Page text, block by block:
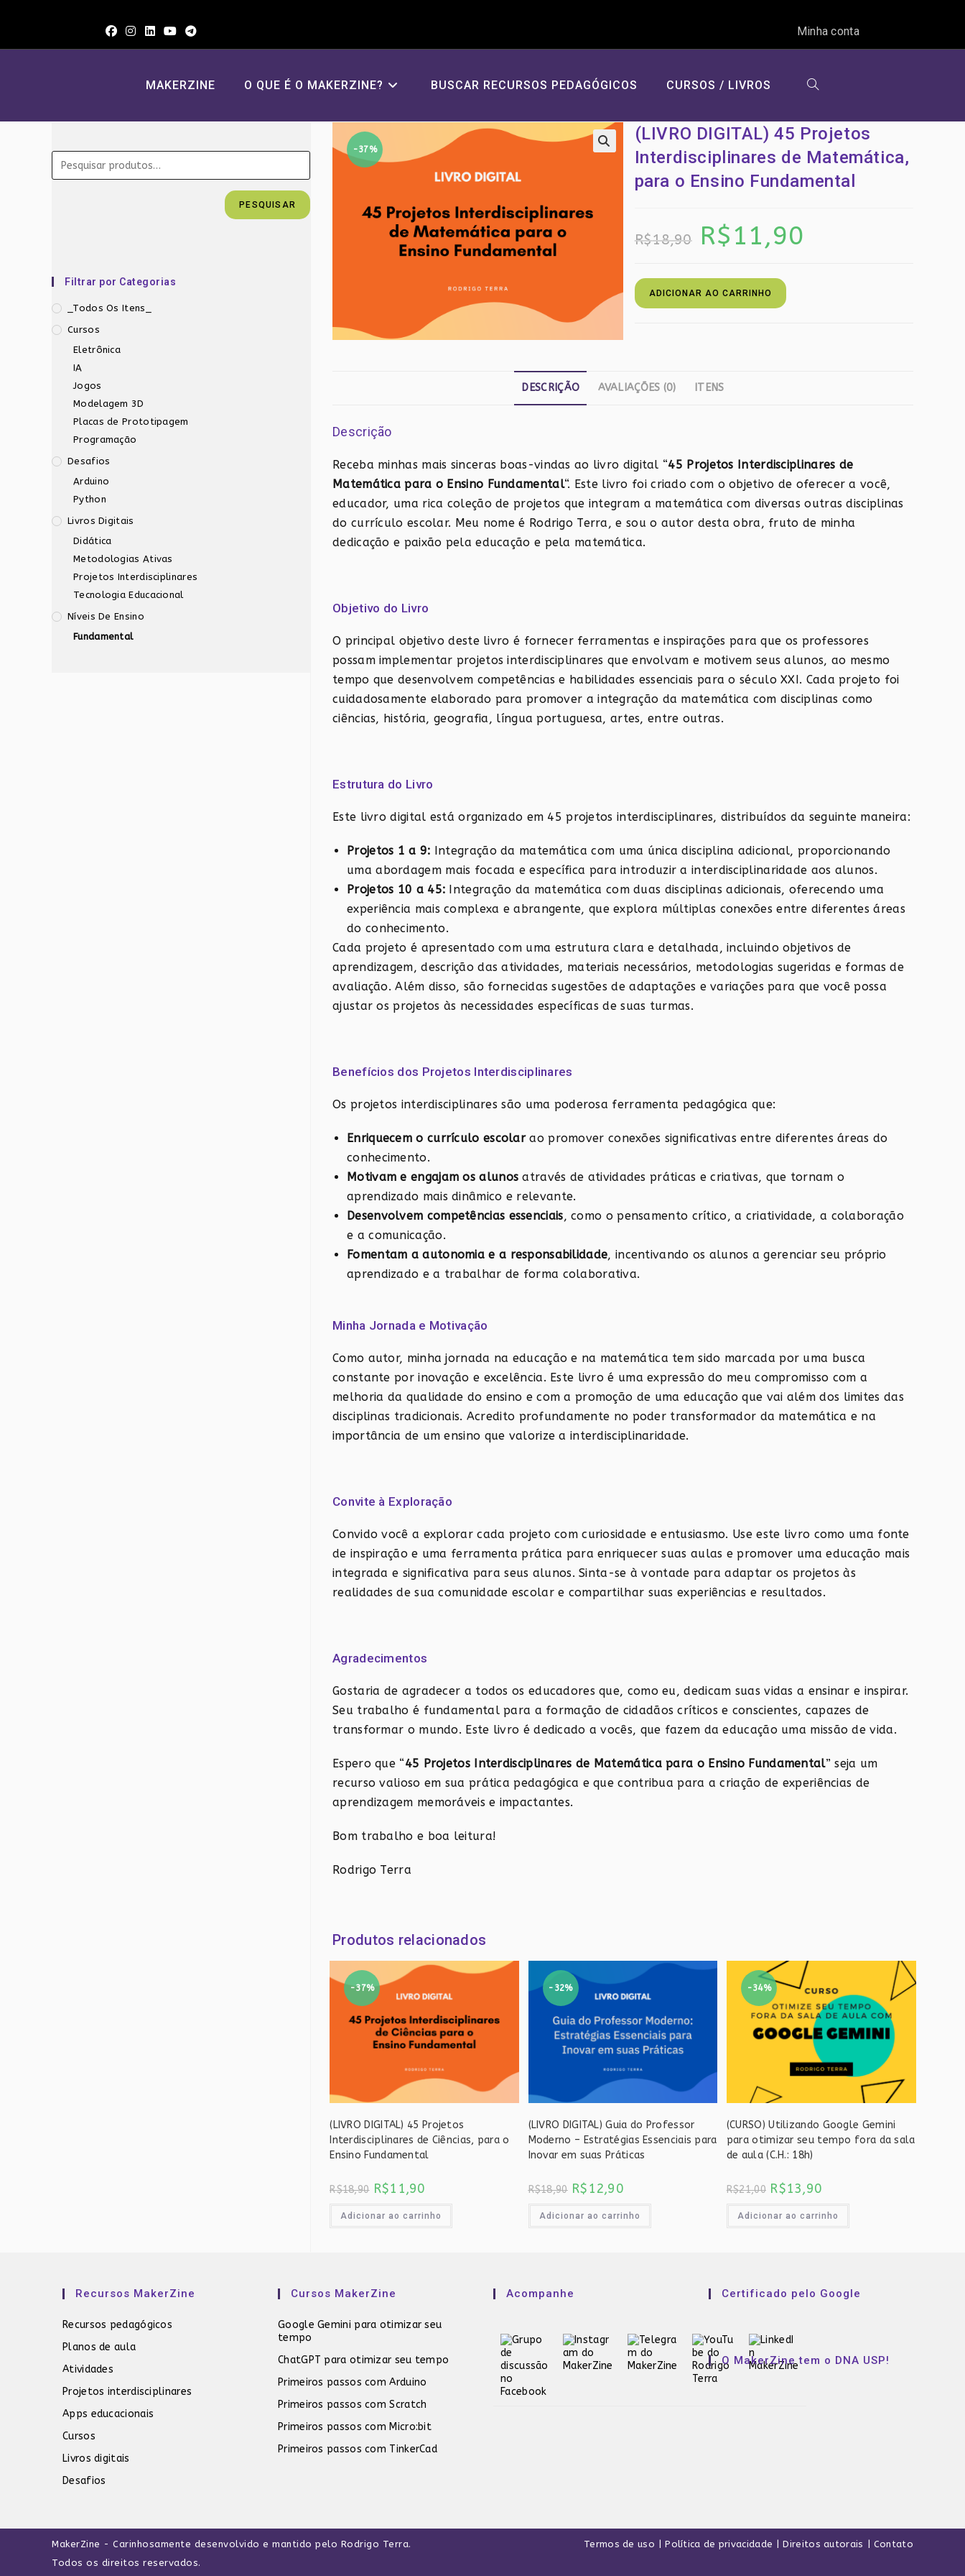
Minha conta
MAKERZINE O QUE É O MAKERZINE? BUSCAR RECURSOS PEDAGÓGICOS CURSOS / LIVROS ALTERNAR
PESQUISA
-37%
(LIVRO DIGITAL) 45 Projetos
Interdisciplinares de Matemática,
para o Ensino Fundamental
R$18,90
O
preço
original
R$11,90
(LIVRO
DIGITAL)
Matemática,
quantidade
ADICIONAR AO CARRINHO
DESCRIÇÃO AVALIAÇÕES (0) ITENS
Descrição
Receba minhas mais sinceras boas-vindas ao livro digital “45 Projetos Interdisciplinares de
Matemática para o Ensino Fundamental“. Este livro foi criado com o objetivo de oferecer a você,
educador, uma rica coleção de projetos que integram a matemática com diversas outras disciplinas
do currículo escolar. Meu nome é Rodrigo Terra, e sou o autor desta obra, fruto de minha
dedicação e paixão pela educação e pela matemática.
Objetivo do Livro
O principal objetivo deste livro é fornecer ferramentas e inspirações para que os professores
possam implementar projetos interdisciplinares que envolvam e motivem seus alunos, ao mesmo
tempo que desenvolvem competências e habilidades essenciais para o século XXI. Cada projeto foi
cuidadosamente elaborado para promover a integração da matemática com disciplinas como
ciências, história, geografia, língua portuguesa, artes, entre outras.
Estrutura do Livro
Este livro digital está organizado em 45 projetos interdisciplinares, distribuídos da seguinte maneira:
Projetos 1 a 9: Integração da matemática com uma única disciplina adicional, proporcionando
uma abordagem mais focada e específica para introduzir a interdisciplinaridade aos alunos.
Projetos 10 a 45: Integração da matemática com duas disciplinas adicionais, oferecendo uma
experiência mais complexa e abrangente, que explora múltiplas conexões entre diferentes áreas
do conhecimento.
Cada projeto é apresentado com uma estrutura clara e detalhada, incluindo objetivos de
aprendizagem, descrição das atividades, materiais necessários, metodologias sugeridas e formas de
avaliação. Além disso, são fornecidas sugestões de adaptações e variações para que você possa
ajustar os projetos às necessidades específicas de suas turmas.
Benefícios dos Projetos Interdisciplinares
Os projetos interdisciplinares são uma poderosa ferramenta pedagógica que:
Enriquecem o currículo escolarao promover conexões significativas entre diferentes áreas do
conhecimento.
Motivam e engajam os alunos através de atividades práticas e criativas, que tornam o
aprendizado mais dinâmico e relevante.
Desenvolvem competências essenciais, como o pensamento crítico, a criatividade, a colaboração
e a comunicação.
Fomentam a autonomia e a responsabilidade, incentivando os alunos a gerenciar seu próprio
aprendizado e a trabalhar de forma colaborativa.
Minha Jornada e Motivação
Como autor, minha jornada na educação e na matemática tem sido marcada por uma busca
constante por inovação e excelência. Este livro é uma expressão do meu compromisso com a
melhoria da qualidade do ensino e com a promoção de uma educação que vai além dos limites das
disciplinas tradicionais. Acredito profundamente no poder transformador da matemática e na
importância de um ensino que valorize a interdisciplinaridade.
Convite à Exploração
Convido você a explorar cada projeto com curiosidade e entusiasmo. Use este livro como uma fonte
de inspiração e uma ferramenta prática para enriquecer suas aulas e promover uma educação mais
integrada e significativa para seus alunos. Sinta-se à vontade para adaptar os projetos às
realidades de sua comunidade escolar e compartilhar suas experiências e resultados.
Agradecimentos
Gostaria de agradecer a todos os educadores que, como eu, dedicam suas vidas a ensinar e inspirar.
Seu trabalho é fundamental para a formação de cidadãos críticos e conscientes, capazes de
transformar o mundo. Este livro é dedicado a vocês, que fazem da educação uma missão de vida.
Espero que “45 Projetos Interdisciplinares de Matemática para o Ensino Fundamental” seja um
recurso valioso em sua prática pedagógica e que contribua para a criação de experiências de
aprendizagem memoráveis e impactantes.
Bom trabalho e boa leitura!
Rodrigo Terra
Produtos relacionados
-37%
(LIVRO DIGITAL) 45 Projetos
Interdisciplinares de Ciências, para o
Ensino Fundamental
R$18,90 O
preço
era:
R$11,90
é:
Adicionar ao carrinho
-32%
(LIVRO DIGITAL) Guia do Professor
Moderno – Estratégias Essenciais para
Inovar em suas Práticas
R$18,90 O
preço
era:
R$12,90
é:
Adicionar ao carrinho
-34%
(CURSO) Utilizando Google Gemini
para otimizar seu tempo fora da sala
de aula (C.H.: 18h)
R$21,00 O
preço
era:
R$13,90
é:
Adicionar ao carrinho
PESQUISAR
Filtrar por Categorias
_Todos Os Itens_
Cursos
Eletrônica
IA
Jogos
Modelagem 3D
Placas de Prototipagem
Programação
Desafios
Arduino
Python
Livros Digitais
Didática
Metodologias Ativas
Projetos Interdisciplinares
Tecnologia Educacional
Níveis De Ensino
Fundamental
Recursos MakerZine
Recursos pedagógicos
Planos de aula
Atividades
Projetos interdisciplinares
Apps educacionais
Cursos
Livros digitais
Desafios
Cursos MakerZine
Google Gemini para otimizar seu
tempo
ChatGPT para otimizar seu tempo
Primeiros passos com Arduino
Primeiros passos com Scratch
Primeiros passos com Micro:bit
Primeiros passos com TinkerCad
Acompanhe Certificado pelo Google
O MakerZine tem o DNA USP!
Termos de uso Política de privacidade Direitos autorais Contato
MakerZine - Carinhosamente desenvolvido e mantido pelo Rodrigo Terra.
Todos os direitos reservados.